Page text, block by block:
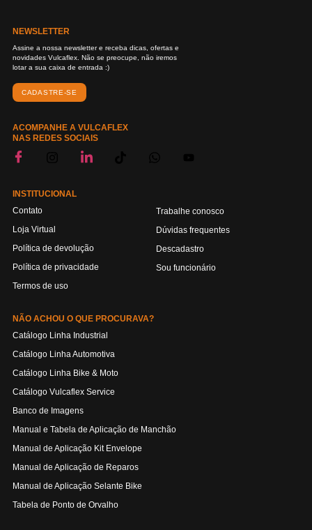
NEWSLETTER
Assine a nossa newsletter e receba dicas, ofertas e
novidades Vulcaflex. Não se preocupe, não iremos
lotar a sua caixa de entrada :)
CADASTRE-SE
ACOMPANHE A VULCAFLEX
NAS REDES SOCIAIS
INSTITUCIONAL
Contato
Loja Virtual
Política de devolução
Política de privacidade
Termos de uso
Trabalhe conosco
Dúvidas frequentes
Descadastro
Sou funcionário
NÃO ACHOU O QUE PROCURAVA?
Catálogo Linha Industrial
Catálogo Linha Automotiva
Catálogo Linha Bike & Moto
Catálogo Vulcaflex Service
Banco de Imagens
Manual e Tabela de Aplicação de Manchão
Manual de Aplicação Kit Envelope
Manual de Aplicação de Reparos
Manual de Aplicação Selante Bike
Tabela de Ponto de Orvalho